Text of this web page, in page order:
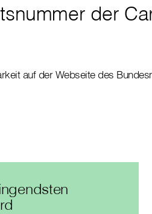
der
auf der Webseite des